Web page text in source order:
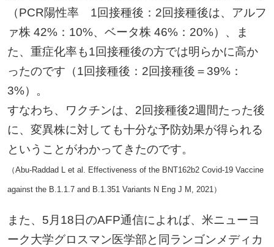
（PCR陽性率 1回接種後：2回接種後は、アルフ
ァ株 42%：10%、ベータ株 46%：20%）、ま
た、重症化率も1回接種後の方では明らかに高か
ったのです（1回接種後：2回接種後＝39%：
3%）。
すなわち、ワクチンは、2回接種後2週間たった後
に、変異株に対しても十分な予防効果が得られる
ということがわかってきたのです。
（Abu-Raddad L et al. Effectiveness of the BNT162b2 Covid-19 Vaccine
against the B.1.1.7 and B.1.351 Variants N Eng J M, 2021）
また、5月18日のAFP通信によれば、米ニューヨ
ーク大学グロスマン医学部と同ランゴンメディカ